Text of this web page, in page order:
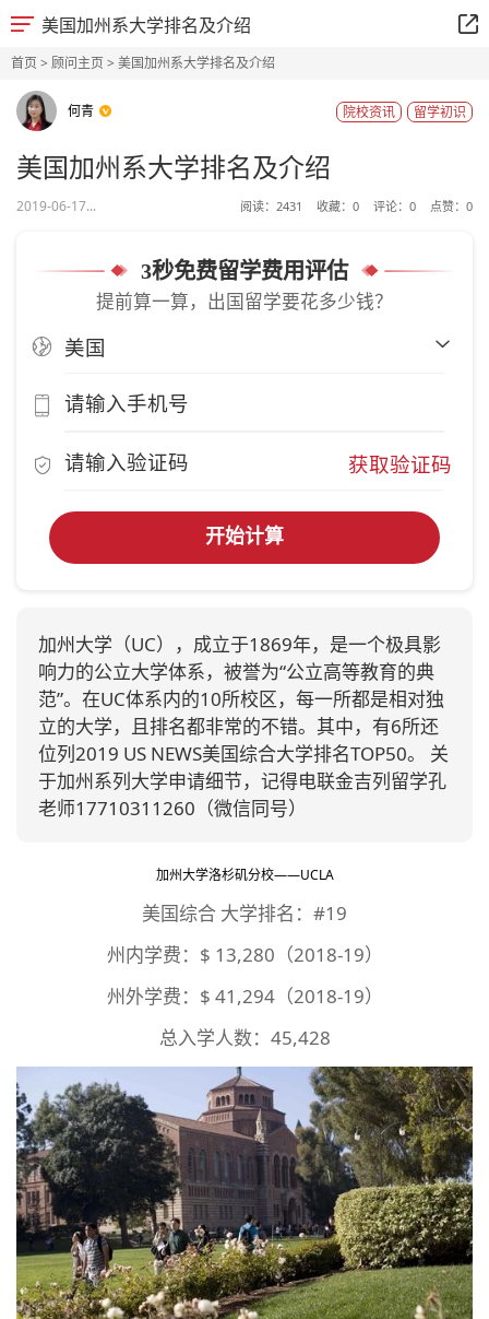
美国加州系大学排名及介绍
首页> 顾问主页> 美国加州系大学排名及介绍
何青 留学初识
院校资讯
美国加州系大学排名及介绍
2019-06-17... 阅读： 2431 收藏： 0 评论： 0 点赞： 0
3秒免费留学费用评估
提前算一算，出国留学要花多少钱？
获取验证码
开始计算
加州大学（UC），成立于1869年，是一个极具影
响力的公立大学体系，被誉为“公立高等教育的典
范”。在UC体系内的10所校区，每一所都是相对独
立的大学，且排名都非常的不错。其中，有6所还
位列2019 US NEWS美国综合大学排名TOP50。 关
于加州系列大学申请细节，记得电联金吉列留学孔
老师17710311260（微信同号）
加州大学洛杉矶分校——UCLA
美国综合 大学排名：#19
州内学费：$ 13,280（2018-19）
州外学费：$ 41,294（2018-19）
总入学人数：45,428